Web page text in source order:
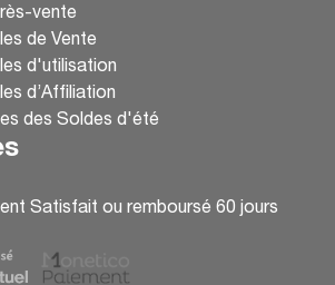
vente
de Vente
d'utilisation
d’Affiliation
des Soldes d'été
Satisfait ou remboursé 60 jours